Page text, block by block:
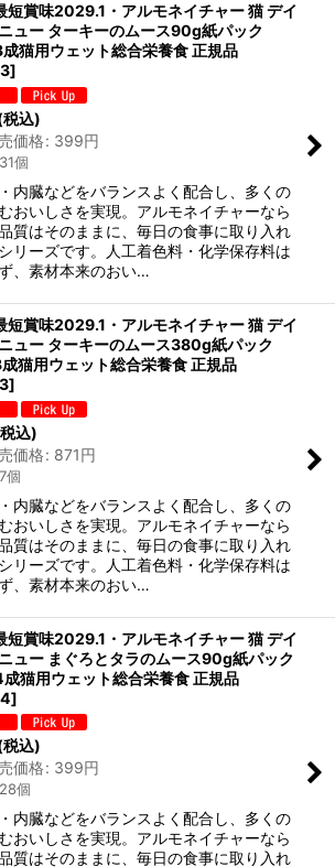
短賞味2029.1・アルモネイチャー 猫 デイ
ュー ターキーのムース90g紙パック
猫用ウェット総合栄養食 正規品
]
税込)
価格: 399円
個
内臓などをバランスよく配合し、多くの
おいしさを実現。アルモネイチャーなら
質はそのままに、毎日の食事に取り入れ
リーズです。人工着色料・化学保存料は
、素材本来のおい…
短賞味2029.1・アルモネイチャー 猫 デイ
ュー ターキーのムース380g紙パック
猫用ウェット総合栄養食 正規品
]
込)
価格: 871円
個
内臓などをバランスよく配合し、多くの
おいしさを実現。アルモネイチャーなら
質はそのままに、毎日の食事に取り入れ
リーズです。人工着色料・化学保存料は
、素材本来のおい…
短賞味2029.1・アルモネイチャー 猫 デイ
ュー まぐろとタラのムース90g紙パック
猫用ウェット総合栄養食 正規品
]
税込)
価格: 399円
個
内臓などをバランスよく配合し、多くの
おいしさを実現。アルモネイチャーなら
質はそのままに、毎日の食事に取り入れ